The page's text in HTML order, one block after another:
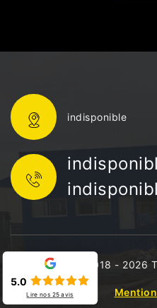
indisponible
©2018 - 2026
5.0
Lire nos 25avis